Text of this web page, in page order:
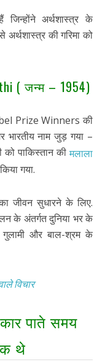
अर्थशास्त्र के
की गरिमा को
( जन्म – 1954)
Prize Winners की
नाम जुड़ गया –
को पाकिस्तान कीमलाला
गया.
जीवन सुधारने के लिए.
के अंतर्गत दुनिया भर के
और बाल-श्रम के
विचार
पाते समय
थे